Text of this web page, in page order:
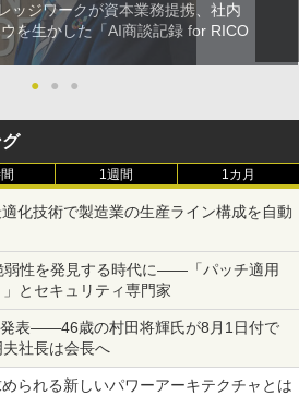
ッジワークが資本業務提携、社内
を生かした「AI商談記録 for RICO
●
● ●
1週間 1カ月
化技術で製造業の生産ライン構成を自動
弱性を発見する時代に――「パッチ適用
とセキュリティ専門家
発表――46歳の村田将輝氏が8月1日付で
社長は会長へ
られる新しいパワーアーキテクチャとは